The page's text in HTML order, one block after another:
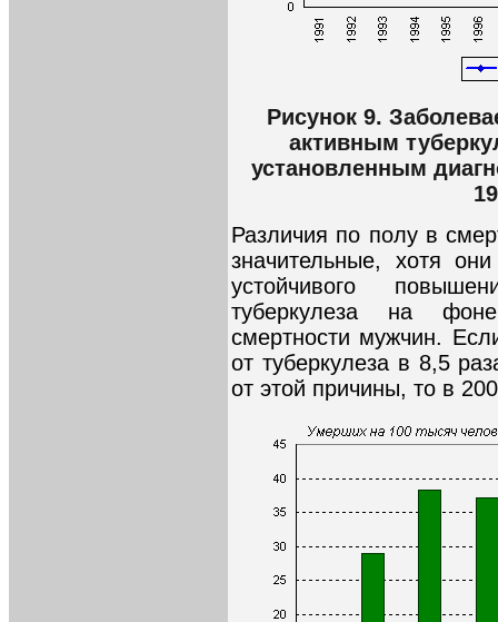
Рисунок 9.
активным
установленным
Различия по полу в
значительные, хотя
устойчивого
туберкулеза на фоне
смертности мужчин.
от туберкулеза в 8,5
от этой причины, то в